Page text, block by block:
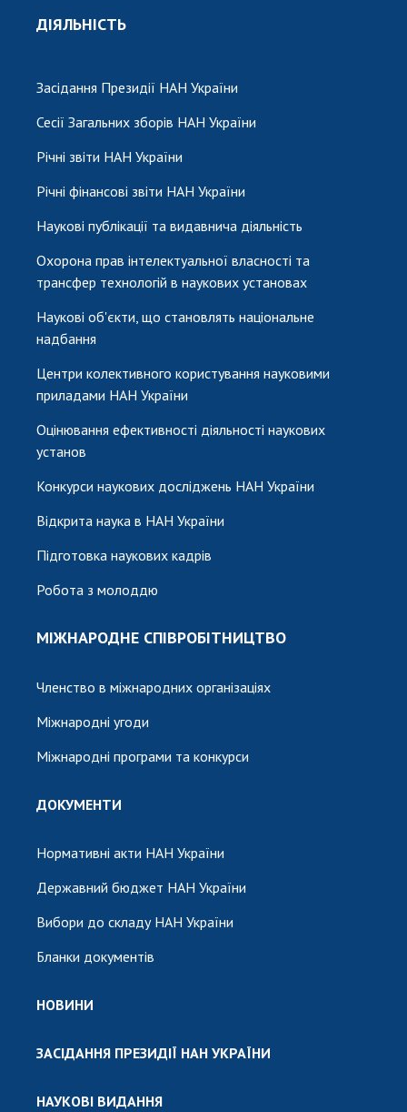
ДІЯЛЬНІСТЬ
Засідання Президії НАН України
Сесії Загальних зборів НАН України
Річні звіти НАН України
Річні фінансові звіти НАН України
Наукові публікації та видавнича діяльність
Охорона прав інтелектуальної власності та
трансфер технологій в наукових установах
Наукові об'єкти, що становлять національне
надбання
Центри колективного користування науковими
приладами НАН України
Оцінювання ефективності діяльності наукових
установ
Конкурси наукових досліджень НАН України
Відкрита наука в НАН України
Підготовка наукових кадрів
Робота з молоддю
МІЖНАРОДНЕ СПІВРОБІТНИЦТВО
Членство в міжнародних організаціях
Міжнародні угоди
Міжнародні програми та конкурси
ДОКУМЕНТИ
Нормативні акти НАН України
Державний бюджет НАН України
Вибори до складу НАН України
Бланки документів
НОВИНИ
ЗАСІДАННЯ ПРЕЗИДІЇ НАН УКРАЇНИ
НАУКОВІ ВИДАННЯ